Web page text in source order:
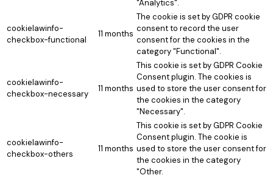
"Analytics".
cookielawinfo-
checkbox-functional
11 months
The cookie is set by GDPR cookie
consent to record the user
consent for the cookies in the
category "Functional".
cookielawinfo-
checkbox-necessary
11 months
This cookie is set by GDPR Cookie
Consent plugin. The cookies is
used to store the user consent for
the cookies in the category
"Necessary".
cookielawinfo-
checkbox-others
11 months
This cookie is set by GDPR Cookie
Consent plugin. The cookie is
used to store the user consent for
the cookies in the category
"Other.